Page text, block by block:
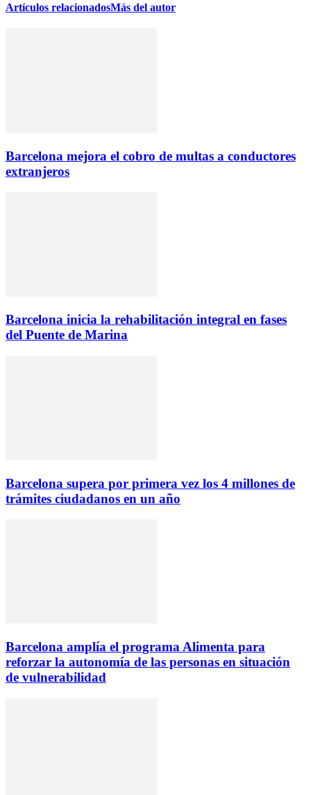
Artículos relacionadosMás del autor
Barcelona mejora el cobro de multas a conductores
extranjeros
Barcelona inicia la rehabilitación integral en fases
del Puente de Marina
Barcelona supera por primera vez los 4 millones de
trámites ciudadanos en un año
Barcelona amplía el programa Alimenta para
reforzar la autonomía de las personas en situación
de vulnerabilidad